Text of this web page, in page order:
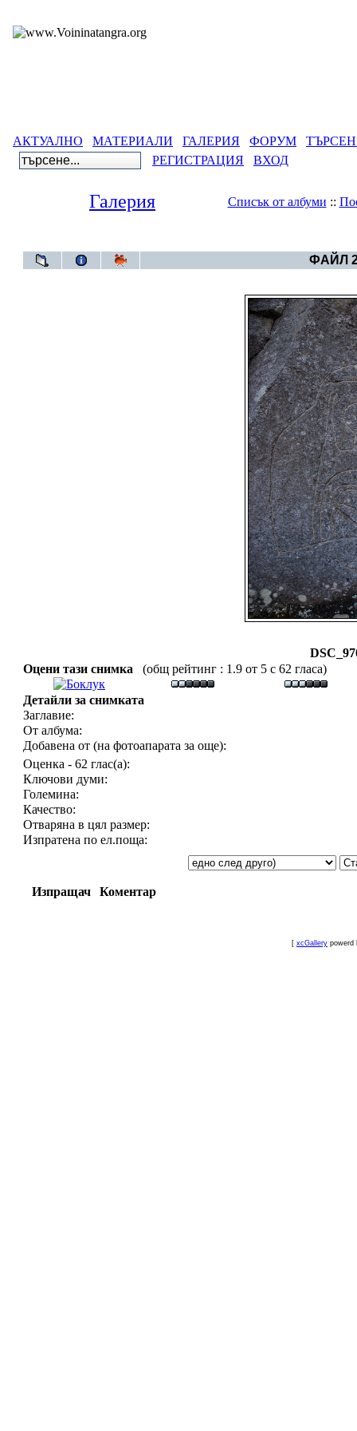
АКТУАЛНО МАТЕРИАЛИ ГАЛЕРИЯ ФОРУМ
РЕГИСТРАЦИЯ
ВХОД
Галерия Списък от албуми ::
ФАЙЛ
Оцени тази снимка
(общ рейтинг : 1.9 от 5 с 62 гласа)
Детайли за снимката
Заглавие:
От албума:
Добавена от (на фотоапарата за още):
Оценка - 62 глас(а):
Ключови думи:
Големина:
Качество:
Отваряна в цял размер:
Изпратена по ел.поща:
Изпращач Коментар
[ xcGallery